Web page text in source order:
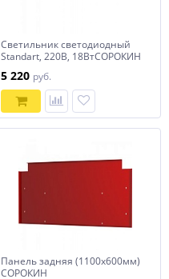
Светильник светодиодный
Standart, 220В, 18ВтСОРОКИН
5 220 руб.
Панель задняя (1100х600мм)
СОРОКИН